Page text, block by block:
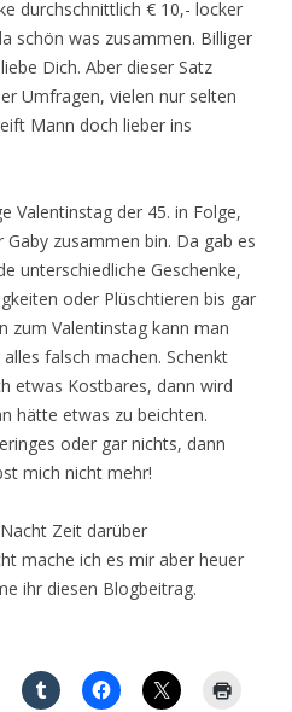
durchschnittlich € 10,- locker
schön was zusammen. Billiger
Dich. Aber dieser Satz
Umfragen, vielen nur selten
Mann doch lieber ins
Valentinstag der 45. in Folge,
zusammen bin. Da gab es
unterschiedliche Geschenke,
oder Plüschtieren bis gar
zum Valentinstag kann man
falsch machen. Schenkt
etwas Kostbares, dann wird
hätte etwas zu beichten.
oder gar nichts, dann
mich nicht mehr!
Zeit darüber
mache ich es mir aber heuer
ihr diesen Blogbeitrag.